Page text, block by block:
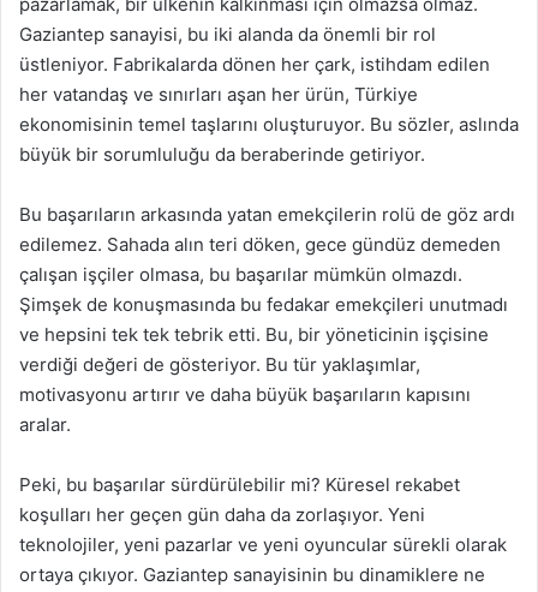
Gaziantep sanayisi, bu iki alanda da önemli bir rol
üstleniyor. Fabrikalarda dönen her çark, istihdam edilen
her vatandaş ve sınırları aşan her ürün, Türkiye
ekonomisinin temel taşlarını oluşturuyor. Bu sözler, aslında
büyük bir sorumluluğu da beraberinde getiriyor.
Bu başarıların arkasında yatan emekçilerin rolü de göz ardı
edilemez. Sahada alın teri döken, gece gündüz demeden
çalışan işçiler olmasa, bu başarılar mümkün olmazdı.
Şimşek de konuşmasında bu fedakar emekçileri unutmadı
ve hepsini tek tek tebrik etti. Bu, bir yöneticinin işçisine
verdiği değeri de gösteriyor. Bu tür yaklaşımlar,
motivasyonu artırır ve daha büyük başarıların kapısını
aralar.
Peki, bu başarılar sürdürülebilir mi? Küresel rekabet
koşulları her geçen gün daha da zorlaşıyor. Yeni
teknolojiler, yeni pazarlar ve yeni oyuncular sürekli olarak
ortaya çıkıyor. Gaziantep sanayisinin bu dinamiklere ne